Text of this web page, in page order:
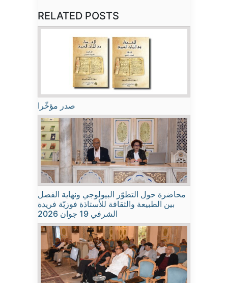
RELATED POSTS
صدر مؤخّرا
محاضرة حول التطوّر البيولوجي ونهاية الفصل
بين الطبيعة والثقافة للأستاذة فوزيّة فريدة
الشرفي 19 جوان 2026